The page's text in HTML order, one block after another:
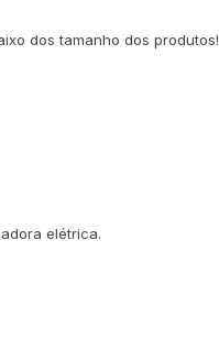
dos tamanho dos produtos!
elétrica.
da etiqueta.